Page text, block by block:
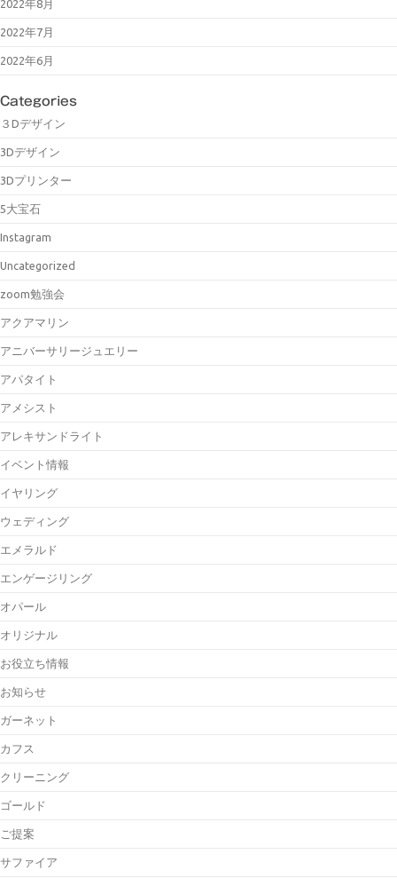
2022年8月
2022年7月
2022年6月
Categories
３Dデザイン
3Dデザイン
3Dプリンター
5大宝石
Instagram
Uncategorized
zoom勉強会
アクアマリン
アニバーサリージュエリー
アパタイト
アメシスト
アレキサンドライト
イベント情報
イヤリング
ウェディング
エメラルド
エンゲージリング
オパール
オリジナル
お役立ち情報
お知らせ
ガーネット
カフス
クリーニング
ゴールド
ご提案
サファイア